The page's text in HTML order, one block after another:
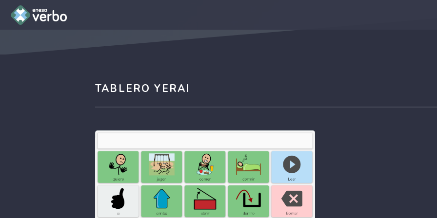
TABLERO YERAI